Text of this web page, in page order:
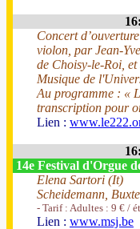
Concert
violon, par Jean-
de Choisy-le-Roi,
Musique de
Au programme : «
transcription pour
Lien :
14e Festival d'Orgue
Elena Sartori (It)
Scheidemann,
- Tarif : Adultes : 9 € /
Lien : www.msj.be